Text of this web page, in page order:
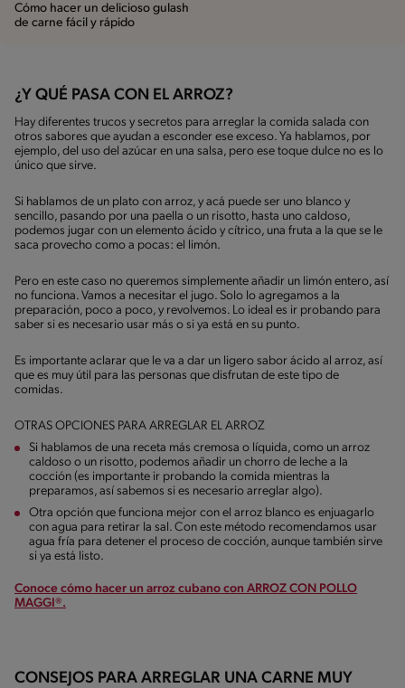
Cómo hacer un delicioso gulash
de carne fácil y rápido
¿Y QUÉ PASA CON EL ARROZ?
Hay diferentes trucos y secretos para arreglar la comida salada con
otros sabores que ayudan a esconder ese exceso. Ya hablamos, por
ejemplo, del uso del azúcar en una salsa, pero ese toque dulce no es lo
único que sirve.
Si hablamos de un plato con arroz, y acá puede ser uno blanco y
sencillo, pasando por una paella o un risotto, hasta uno caldoso,
podemos jugar con un elemento ácido y cítrico, una fruta a la que se le
saca provecho como a pocas: el limón.
Pero en este caso no queremos simplemente añadir un limón entero, así
no funciona. Vamos a necesitar el jugo. Solo lo agregamos a la
preparación, poco a poco, y revolvemos. Lo ideal es ir probando para
saber si es necesario usar más o si ya está en su punto.
Es importante aclarar que le va a dar un ligero sabor ácido al arroz, así
que es muy útil para las personas que disfrutan de este tipo de
comidas.
OTRAS OPCIONES PARA ARREGLAR EL ARROZ
Si hablamos de una receta más cremosa o líquida, como un arroz
caldoso o un risotto, podemos añadir un chorro de leche a la
cocción (es importante ir probando la comida mientras la
preparamos, así sabemos si es necesario arreglar algo).
Otra opción que funciona mejor con el arroz blanco es enjuagarlo
con agua para retirar la sal. Con este método recomendamos usar
agua fría para detener el proceso de cocción, aunque también sirve
si ya está listo.
Conoce cómo hacer un arroz cubano con ARROZ CON POLLO
MAGGI®.
CONSEJOS PARA ARREGLAR UNA CARNE MUY